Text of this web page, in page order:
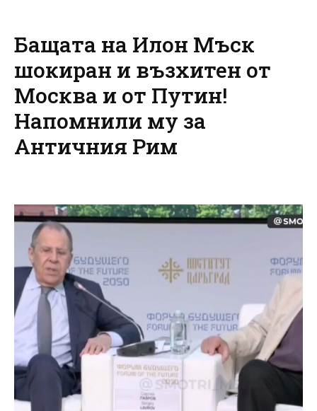
Бащата на Илон Мъск
шокиран и възхитен от
Москва и от Путин!
Напомнили му за
Античния Рим